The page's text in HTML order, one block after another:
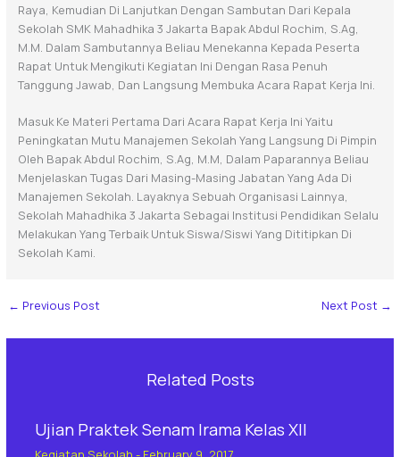
Raya, Kemudian Di Lanjutkan Dengan Sambutan Dari Kepala
Sekolah SMK Mahadhika 3 Jakarta Bapak Abdul Rochim, S.Ag,
M.M. Dalam Sambutannya Beliau Menekanna Kepada Peserta
Rapat Untuk Mengikuti Kegiatan Ini Dengan Rasa Penuh
Tanggung Jawab, Dan Langsung Membuka Acara Rapat Kerja Ini.
Masuk Ke Materi Pertama Dari Acara Rapat Kerja Ini Yaitu
Peningkatan Mutu Manajemen Sekolah Yang Langsung Di Pimpin
Oleh Bapak Abdul Rochim, S.Ag, M.M, Dalam Paparannya Beliau
Menjelaskan Tugas Dari Masing-Masing Jabatan Yang Ada Di
Manajemen Sekolah. Layaknya Sebuah Organisasi Lainnya,
Sekolah Mahadhika 3 Jakarta Sebagai Institusi Pendidikan Selalu
Melakukan Yang Terbaik Untuk Siswa/siswi Yang Dititipkan Di
Sekolah Kami.
← Previous Post Next Post →
Related Posts
Ujian Praktek Senam Irama Kelas XII